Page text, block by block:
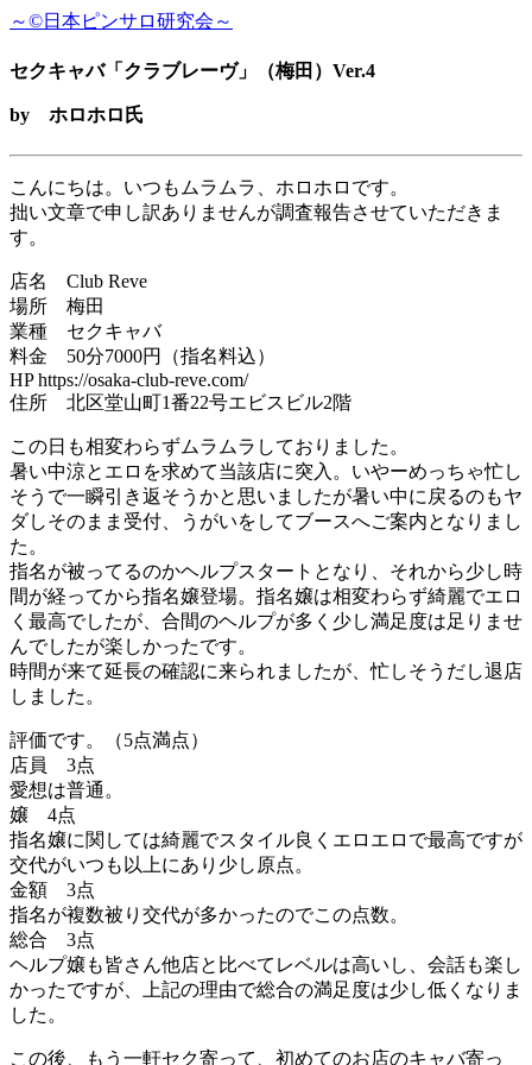
～©日本ピンサロ研究会～
セクキャバ「クラブレーヴ」（梅田）Ver.4
by ホロホロ氏
こんにちは。いつもムラムラ、ホロホロです。
拙い文章で申し訳ありませんが調査報告させていただきま
す。
店名 Club Reve
場所 梅田
業種 セクキャバ
料金 50分7000円（指名料込）
HP https://osaka-club-reve.com/
住所 北区堂山町1番22号エビスビル2階
この日も相変わらずムラムラしておりました。
暑い中涼とエロを求めて当該店に突入。いやーめっちゃ忙し
そうで一瞬引き返そうかと思いましたが暑い中に戻るのもヤ
ダしそのまま受付、うがいをしてブースへご案内となりまし
た。
指名が被ってるのかヘルプスタートとなり、それから少し時
間が経ってから指名嬢登場。指名嬢は相変わらず綺麗でエロ
く最高でしたが、合間のヘルプが多く少し満足度は足りませ
んでしたが楽しかったです。
時間が来て延長の確認に来られましたが、忙しそうだし退店
しました。
評価です。（5点満点）
店員 3点
愛想は普通。
嬢 4点
指名嬢に関しては綺麗でスタイル良くエロエロで最高ですが
交代がいつも以上にあり少し原点。
金額 3点
指名が複数被り交代が多かったのでこの点数。
総合 3点
ヘルプ嬢も皆さん他店と比べてレベルは高いし、会話も楽し
かったですが、上記の理由で総合の満足度は少し低くなりま
した。
この後、もう一軒セク寄って、初めてのお店のキャバ寄っ